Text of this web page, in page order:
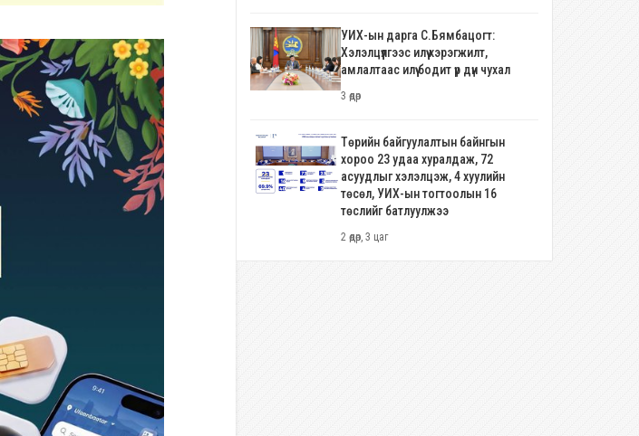
УИХ-ын дарга С.Бямбацогт:
Хэлэлцүүлгээс илүү хэрэгжилт,
амлалтаас илүү бодит үр дүн чухал
3 өдөр
Төрийн байгуулалтын байнгын
хороо 23 удаа хуралдаж, 72
асуудлыг хэлэлцэж, 4 хуулийн
төсөл, УИХ-ын тогтоолын 16
төслийг батлуулжээ
2 өдөр, 3 цаг